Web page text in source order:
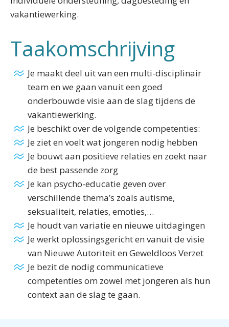
vakantiewerking.
Taakomschrijving
Je maakt deel uit van een multi-disciplinair
team en we gaan vanuit een goed
onderbouwde visie aan de slag tijdens de
vakantiewerking.
Je beschikt over de volgende competenties:
Je ziet en voelt wat jongeren nodig hebben
Je bouwt aan positieve relaties en zoekt naar
de best passende zorg
Je kan psycho-educatie geven over
verschillende thema’s zoals autisme,
seksualiteit, relaties, emoties,…
Je houdt van variatie en nieuwe uitdagingen
Je werkt oplossingsgericht en vanuit de visie
van Nieuwe Autoriteit en Geweldloos Verzet
Je bezit de nodig communicatieve
competenties om zowel met jongeren als hun
context aan de slag te gaan.